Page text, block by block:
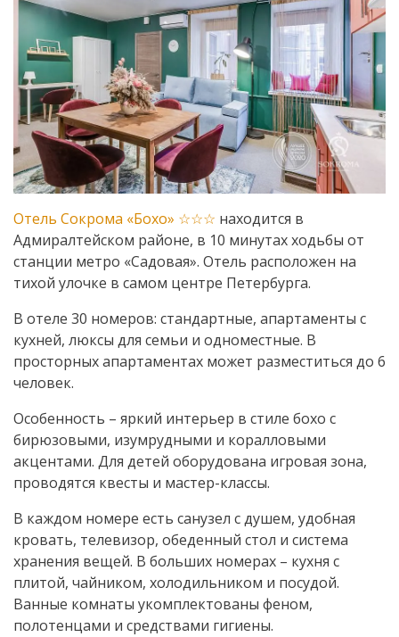
Отель Сокрома «Бохо» ☆☆☆ находится в
Адмиралтейском районе, в 10 минутах ходьбы от
станции метро «Садовая». Отель расположен на
тихой улочке в самом центре Петербурга.
В отеле 30 номеров: стандартные, апартаменты с
кухней, люксы для семьи и одноместные. В
просторных апартаментах может разместиться до 6
человек.
Особенность – яркий интерьер в стиле бохо с
бирюзовыми, изумрудными и коралловыми
акцентами. Для детей оборудована игровая зона,
проводятся квесты и мастер-классы.
В каждом номере есть санузел с душем, удобная
кровать, телевизор, обеденный стол и система
хранения вещей. В больших номерах – кухня с
плитой, чайником, холодильником и посудой.
Ванные комнаты укомплектованы феном,
полотенцами и средствами гигиены.